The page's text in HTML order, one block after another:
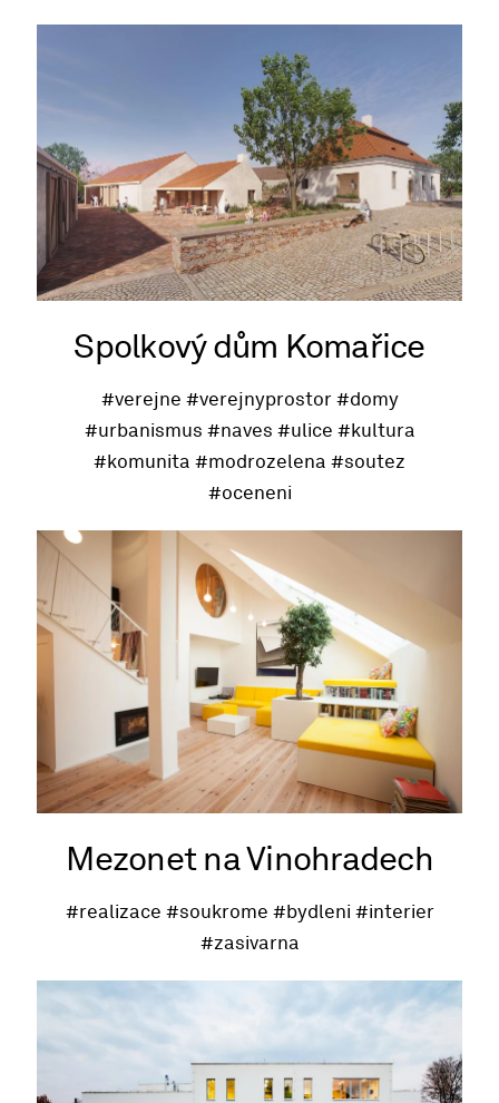
Spolkový dům Komařice
#verejne #verejnyprostor #domy
#urbanismus #naves #ulice #kultura
#komunita #modrozelena #soutez
#oceneni
Mezonet na Vinohradech
#realizace #soukrome #bydleni #interier
#zasivarna